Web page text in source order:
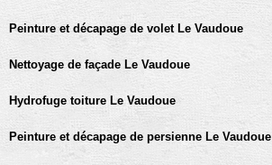
Peinture et décapage de volet Le Vaudoue
Nettoyage de façade Le Vaudoue
Hydrofuge toiture Le Vaudoue
Peinture et décapage de persienne Le Vaudoue